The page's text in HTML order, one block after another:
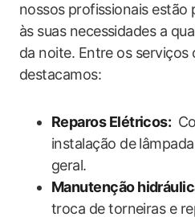
nossos ⁤profissionais
às suas necessidades a
da noite. Entre os serviços
destacamos:
Reparos Elétricos:
instalação de
‌geral.
Manutenção
troca de‌ torneiras e